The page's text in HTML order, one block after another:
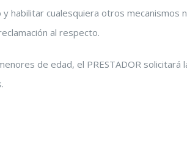
cualesquiera otros mecanismos
al respecto.
de edad, el PRESTADOR